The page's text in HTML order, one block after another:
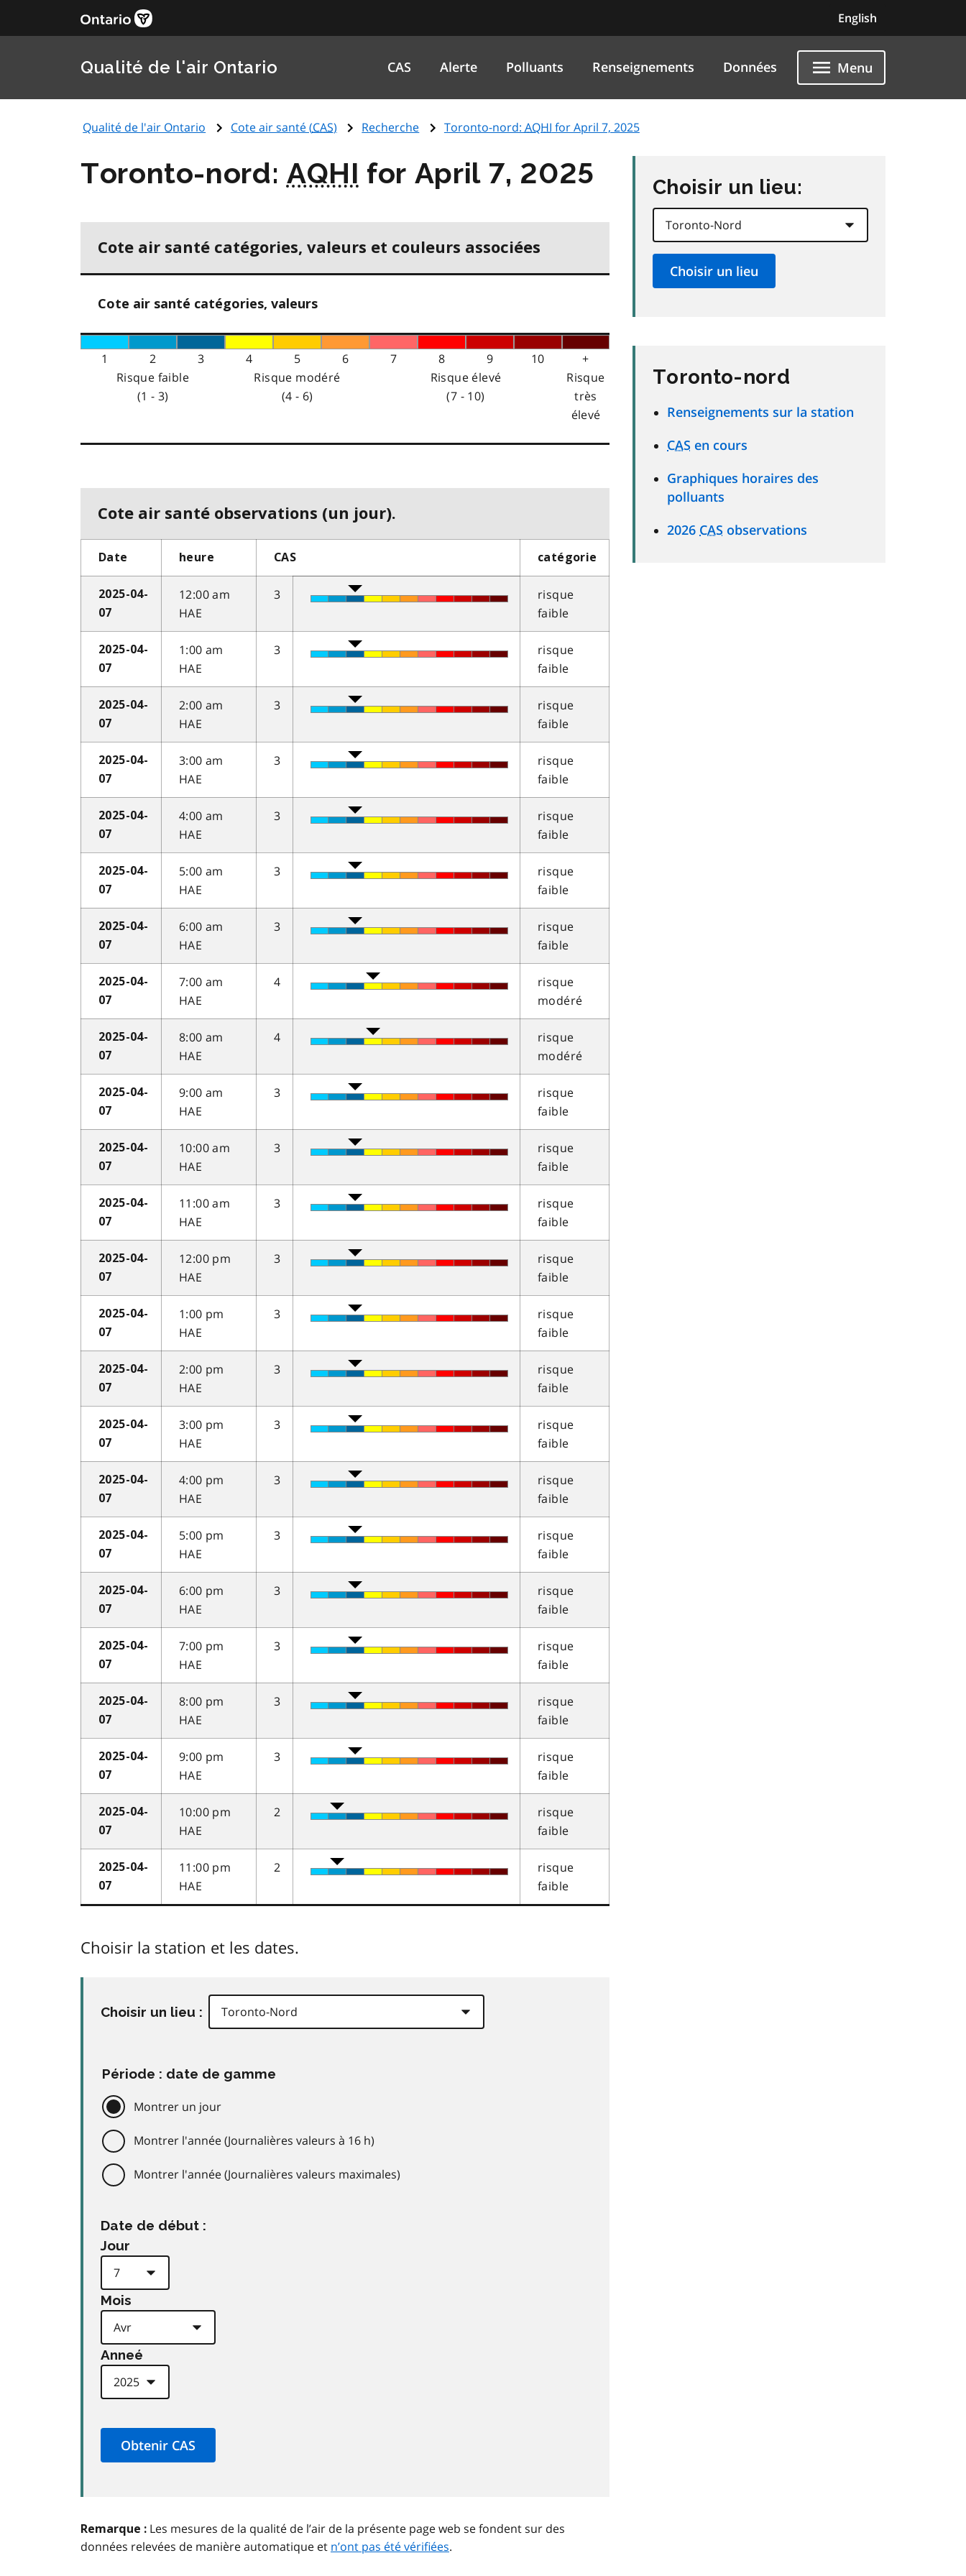
English
Qualité de l'air Ontario CAS Alerte Polluants Renseignements Données Menu
Qualité de l'air Ontario Cote air santé (CAS) Recherche Toronto-nord: AQHI for April 7, 2025
Toronto-nord: AQHI for April 7, 2025
Cote air santé catégories, valeurs et couleurs associées
Cote air santé catégories, valeurs
1 2 3 4 5 6 7 8 9 10
+
Risque faible
(1 - 3)
Risque modéré
(4 - 6)
Risque élevé
(7 - 10)
Risque
très
élevé
Cote air santé observations (un jour).
Date heure CAS catégorie
2025-04-
07
12:00 am
HAE
3
risque
faible
2025-04-
07
1:00 am
HAE
3
risque
faible
2025-04-
07
2:00 am
HAE
3
risque
faible
2025-04-
07
3:00 am
HAE
3
risque
faible
2025-04-
07
4:00 am
HAE
3
risque
faible
2025-04-
07
5:00 am
HAE
3
risque
faible
2025-04-
07
6:00 am
HAE
3
risque
faible
2025-04-
07
7:00 am
HAE
4
risque
modéré
2025-04-
07
8:00 am
HAE
4
risque
modéré
2025-04-
07
9:00 am
HAE
3
risque
faible
2025-04-
07
10:00 am
HAE
3
risque
faible
2025-04-
07
11:00 am
HAE
3
risque
faible
2025-04-
07
12:00 pm
HAE
3
risque
faible
2025-04-
07
1:00 pm
HAE
3
risque
faible
2025-04-
07
2:00 pm
HAE
3
risque
faible
2025-04-
07
3:00 pm
HAE
3
risque
faible
2025-04-
07
4:00 pm
HAE
3
risque
faible
2025-04-
07
5:00 pm
HAE
3
risque
faible
2025-04-
07
6:00 pm
HAE
3
risque
faible
2025-04-
07
7:00 pm
HAE
3
risque
faible
2025-04-
07
8:00 pm
HAE
3
risque
faible
2025-04-
07
9:00 pm
HAE
3
risque
faible
2025-04-
07
10:00 pm
HAE
2
risque
faible
2025-04-
07
11:00 pm
HAE
2
risque
faible
Choisir la station et les dates.
Choisir un lieu :
Période : date de gamme
Montrer un jour
Montrer l'année (Journalières valeurs à 16 h)
Montrer l'année (Journalières valeurs maximales)
Date de début :
Jour
Mois
Anneé
Remarque : Les mesures de la qualité de l’air de la présente page web se fondent sur des
données relevées de manière automatique et n’ont pas été vérifiées.
Choisir un lieu:
Toronto-nord
Renseignements sur la station
CAS en cours
Graphiques horaires des
polluants
2026 CAS observations